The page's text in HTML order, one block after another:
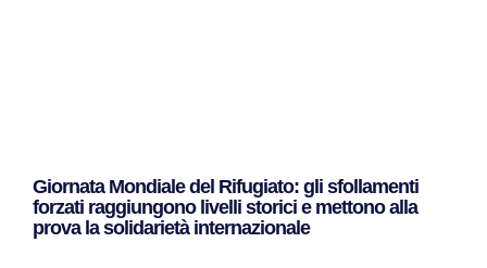
Giornata Mondiale del Rifugiato: gli sfollamenti
forzati raggiungono livelli storici e mettono alla
prova la solidarietà internazionale